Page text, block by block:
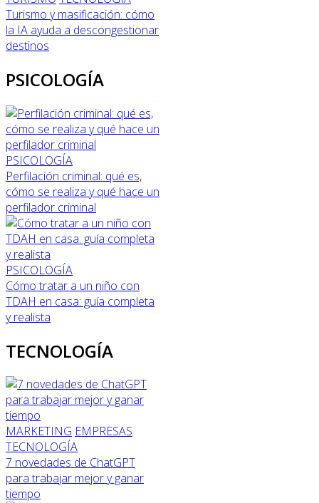
Turismo y masificación: cómo
la IA ayuda a descongestionar
destinos
PSICOLOGÍA
PSICOLOGÍA
Perfilación criminal: qué es,
cómo se realiza y qué hace un
perfilador criminal
PSICOLOGÍA
Cómo tratar a un niño con
TDAH en casa: guía completa
y realista
TECNOLOGÍA
MARKETING EMPRESAS
TECNOLOGÍA
7 novedades de ChatGPT
para trabajar mejor y ganar
tiempo